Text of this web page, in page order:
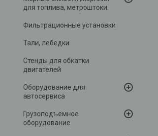
для топлива, метроштоки.
Фильтрационные установки
Тали, лебедки
Стенды для обкатки
двигателей
Оборудование для
автосервиса
Грузоподъемное
оборудование